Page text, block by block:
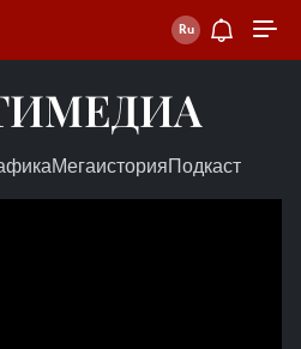
МегаисторияПодкаст